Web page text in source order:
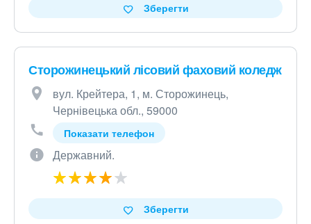
Зберегти
Сторожинецький лісовий фаховий коледж
вул. Крейтера, 1, м. Сторожинець,
Чернівецька обл., 59000
Показати телефон
Державний.
Зберегти